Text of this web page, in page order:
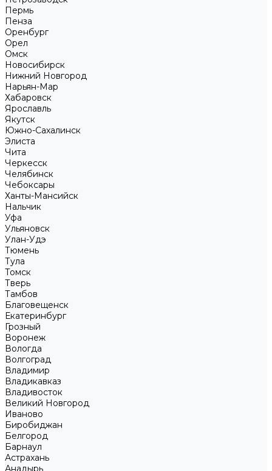
Пермь
Пенза
Оренбург
Орел
Омск
Новосибирск
Нижний Новгород
Нарьян-Мар
Хабаровск
Ярославль
Якутск
Южно-Сахалинск
Элиста
Чита
Черкесск
Челябинск
Чебоксары
Ханты-Мансийск
Нальчик
Уфа
Ульяновск
Улан-Удэ
Тюмень
Тула
Томск
Тверь
Тамбов
Благовещенск
Екатеринбург
Грозный
Воронеж
Вологда
Волгоград
Владимир
Владикавказ
Владивосток
Великий Новгород
Иваново
Биробиджан
Белгород
Барнаул
Астрахань
Анадырь